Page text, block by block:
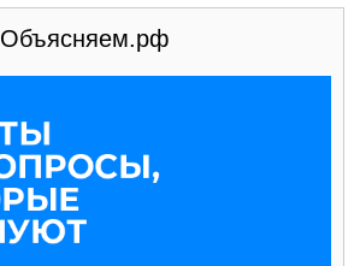
Объясняем.рф